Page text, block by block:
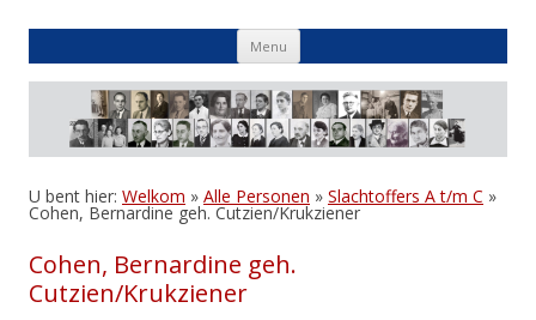
Menu Skip
content
U bent hier: Welkom » Alle Personen » Slachtoffers A t/m C »
Cohen, Bernardine geh. Cutzien/Krukziener
Cohen, Bernardine geh.
Cutzien/Krukziener